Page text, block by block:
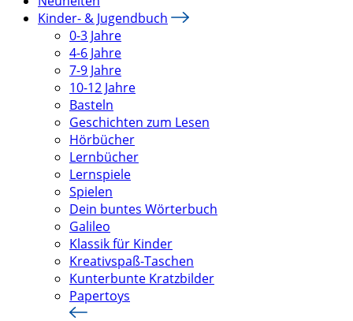
Kinder- & Jugendbuch
0-3 Jahre
4-6 Jahre
7-9 Jahre
10-12 Jahre
Basteln
Geschichten zum Lesen
Hörbücher
Lernbücher
Lernspiele
Spielen
Dein buntes Wörterbuch
Galileo
Klassik für Kinder
Kreativspaß-Taschen
Kunterbunte Kratzbilder
Papertoys